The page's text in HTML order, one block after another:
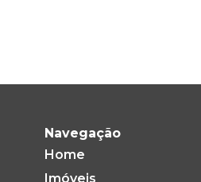
Navegação
Home
Imóveis